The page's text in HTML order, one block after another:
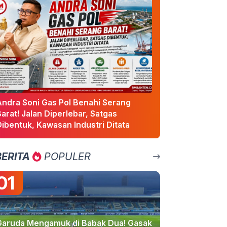
Soni Gas Pol Benahi Serang
Jalan Diperlebar, Satgas
Kawasan Industri Ditata
POPULER
Mengamuk di Babak Dua! Gasak